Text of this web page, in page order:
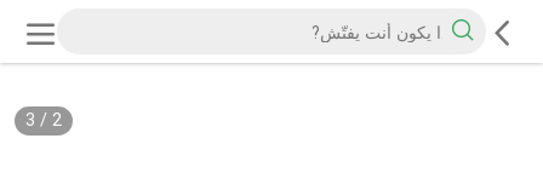
2
/
3